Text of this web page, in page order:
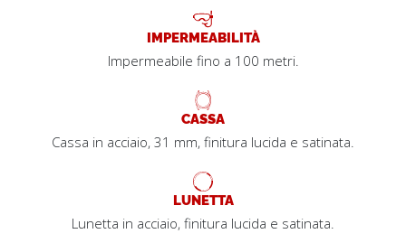
IMPERMEABILITÀ
Impermeabile fino a 100 metri.
CASSA
Cassa in acciaio, 31 mm, finitura lucida e satinata.
LUNETTA
Lunetta in acciaio, finitura lucida e satinata.